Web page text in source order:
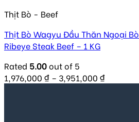
Thịt Bò - Beef
Thịt Bò Wagyu Đầu Thăn Ngoại
Ribeye Steak Beef – 1 KG
Rated 5.00out of 5
1,976,000 ₫ – 3,951,000 ₫